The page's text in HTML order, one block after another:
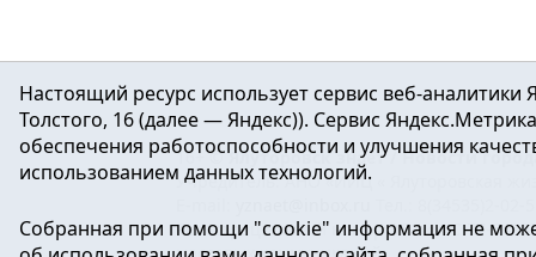
16+ ©Ялуторовск знает / Новости
Учредитель: АНО «ИИЦ « Ялуторовская
Регистрационный номер ЭЛ № ФС 77-
Настоящий ресурс использует сервис веб-
Толстого, 16 (далее — Яндекс)). Сервис
обеспечения работоспособности и улучшения
использованием данных технологий.
Собранная при помощи "cookie" информация не